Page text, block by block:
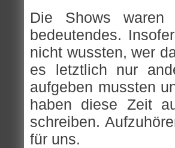
Die Shows
bedeutendes.
nicht wussten, wer
es letztlich nur
aufgeben mussten
haben diese Zeit
schreiben.
für uns.